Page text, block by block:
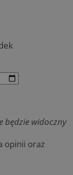
będzie widoczny
opinii oraz